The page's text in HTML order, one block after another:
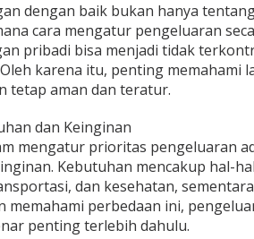
dengan baik bukan hanya
cara mengatur pengeluaran
pribadi bisa menjadi tidak
karena itu, penting memahami
tetap aman dan teratur.
dan Keinginan
mengatur prioritas pengeluaran
Kebutuhan mencakup hal-
dan kesehatan,
memahami perbedaan ini,
penting terlebih dahulu.